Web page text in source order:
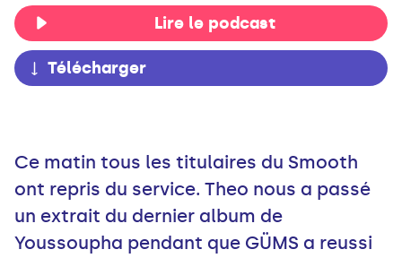
Lire le podcast
Télécharger
Ce matin tous les titulaires du Smooth
ont repris du service. Theo nous a passé
un extrait du dernier album de
Youssoupha pendant que GÜMS a reussi